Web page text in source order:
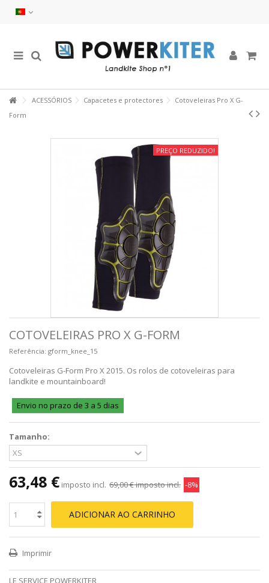
ACESSÓRIOS Capacetes e protectores
Cotoveleiras Pro X G-
Form
PREÇO REDUZIDO!
COTOVELEIRAS PRO X G-FORM
Referência: gform_knee_15
Cotoveleiras G-Form Pro X 2015. Os rolos de cotoveleiras para
landkite e mountainboard!
Envio no prazo de 3 a 5 dias
Tamanho:
63,48 € imposto incl. 69,00 €imposto incl. -8%
ADICIONAR AO CARRINHO
Imprimir
LE SERVICE POWERKITER